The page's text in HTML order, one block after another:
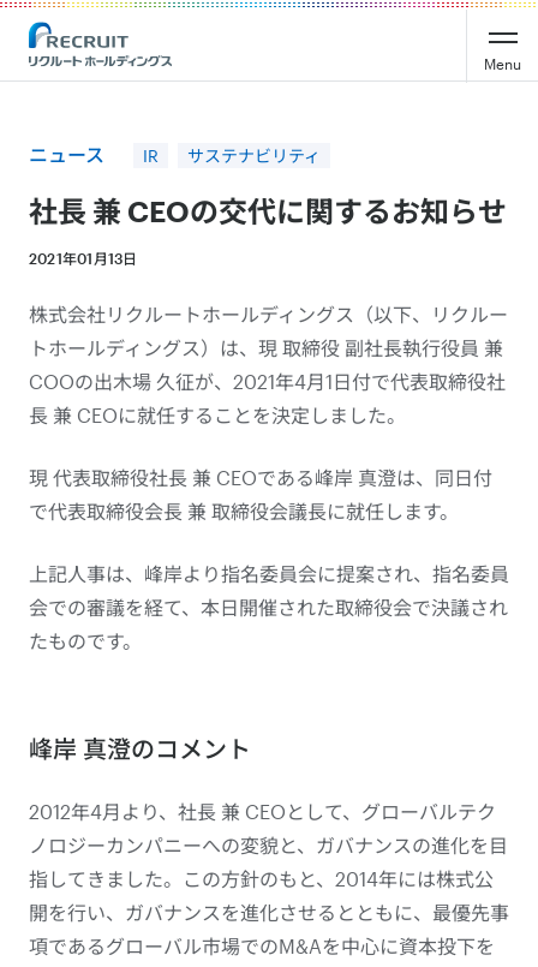
Recruit Holdings
Menu
ニュース IR サステナビリティ
社長 兼 CEOの交代に関するお知らせ
2021年01月13日
株式会社リクルートホールディングス（以下、リクルー
トホールディングス）は、現 取締役 副社長執行役員 兼
COOの出木場 久征が、2021年4月1日付で代表取締役社
長 兼 CEOに就任することを決定しました。
現 代表取締役社長 兼 CEOである峰岸 真澄は、同日付
で代表取締役会長 兼 取締役会議長に就任します。
上記人事は、峰岸より指名委員会に提案され、指名委員
会での審議を経て、本日開催された取締役会で決議され
たものです。
峰岸 真澄のコメント
2012年4月より、社長 兼 CEOとして、グローバルテク
ノロジーカンパニーへの変貌と、ガバナンスの進化を目
指してきました。この方針のもと、2014年には株式公
開を行い、ガバナンスを進化させるとともに、最優先事
項であるグローバル市場でのM&Aを中心に資本投下を